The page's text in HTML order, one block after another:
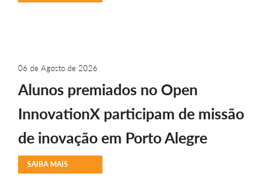
06 de Agosto de 2026
Alunos premiados no Open
InnovationX participam de missão
de inovação em Porto Alegre
SAIBA MAIS